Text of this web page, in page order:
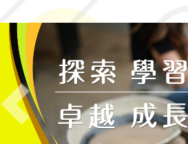
Previous